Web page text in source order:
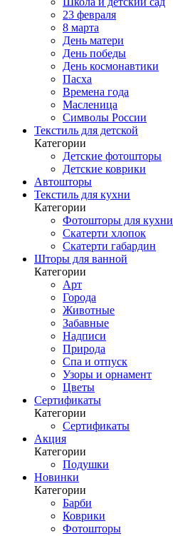
23 февраля
8 марта
День матери
День победы
День космонавтики
Пасха
Времена года
Масленица
Символы России
Текстиль для детской
Категории
Детские фотошторы
Детские коврики
Автошторы
Текстиль для кухни
Категории
Фотошторы для кухни
Скатерти хлопок
Скатерти габардин
Шторы для ванной
Категории
Арт
Города
Животные
Забавные
Надписи
Природа
Спа и отпуск
Узоры и орнамент
Цветы
Сертификаты
Категории
Сертификаты
Акция
Категории
Подушки
Новинки
Категории
Барби
Коврики
Фотошторы